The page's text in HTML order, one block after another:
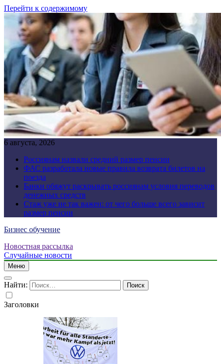
Перейти к содержимому
6 августа, 2026
Россиянам назвали средний размер пенсии
ФАС разработала новые правила возврата билетов на
поезда
Банки обяжут раскрывать россиянам условия переводов
денежных средств
Стаж уже не так важен: от чего больше всего зависит
размер пенсии
Бизнес обучение
Новостная рассылка
Случайные новости
Меню
Найти:
Заголовки